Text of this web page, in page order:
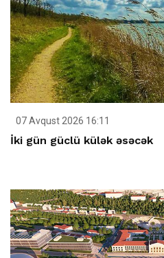
07 Avqust 2026 16:11
İki gün güclü külək əsəcək